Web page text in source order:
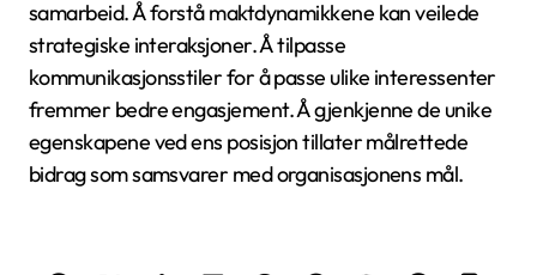
individer ytre sine erfaringer og oppfatninger, noe
som bidrar til en mer rettferdig forståelse av sosiale
strukturer.
Hvilke vanlige feil bør individer
unngå i navigeringen av sosiale